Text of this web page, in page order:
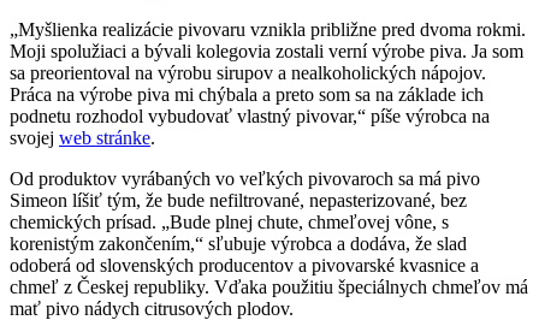
„Myšlienka realizácie pivovaru vznikla približne pred dvoma rokmi.
Moji spolužiaci a bývali kolegovia zostali verní výrobe piva. Ja som
sa preorientoval na výrobu sirupov a nealkoholických nápojov.
Práca na výrobe piva mi chýbala a preto som sa na základe ich
podnetu rozhodol vybudovať vlastný pivovar,“ píše výrobca na
svojej web stránke.
Od produktov vyrábaných vo veľkých pivovaroch sa má pivo
Simeon líšiť tým, že bude nefiltrované, nepasterizované, bez
chemických prísad. „Bude plnej chute, chmeľovej vône, s
korenistým zakončením,“ sľubuje výrobca a dodáva, že slad
odoberá od slovenských producentov a pivovarské kvasnice a
chmeľ z Českej republiky. Vďaka použitiu špeciálnych chmeľov má
mať pivo nádych citrusových plodov.